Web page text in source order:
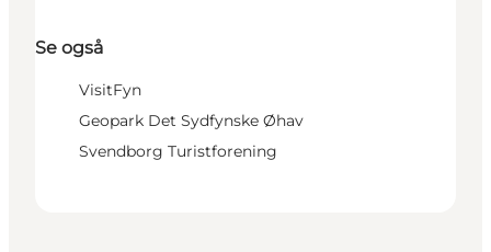
Se også
VisitFyn
Geopark Det Sydfynske Øhav
Svendborg Turistforening